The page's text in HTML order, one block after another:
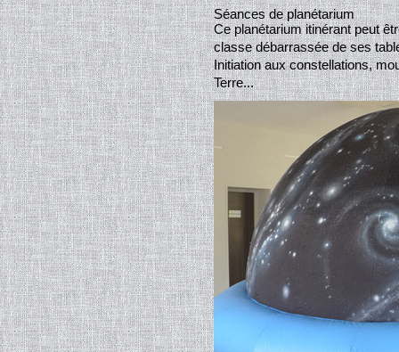
Séances de planétarium
Ce planétarium itinérant peut
classe débarrassée de ses
Initiation aux constellations,
Terre...